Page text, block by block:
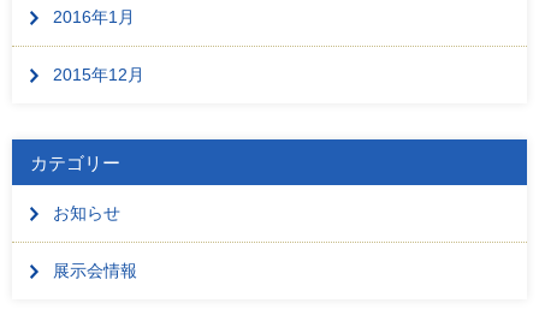
2016年1月
2015年12月
カテゴリー
お知らせ
展示会情報